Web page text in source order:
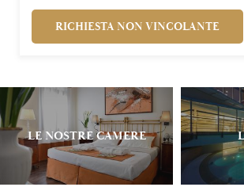
RICHIESTA NON VINCOLANTE
LE NOSTRE CAMERE